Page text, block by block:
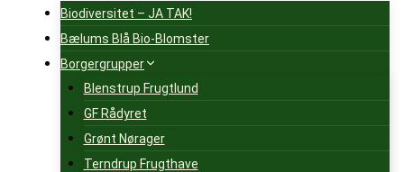
Biodiversitet – JA TAK!
Bælums Blå Bio-Blomster
Borgergrupper
Blenstrup Frugtlund
GF Rådyret
Grønt Nørager
Terndrup Frugthave